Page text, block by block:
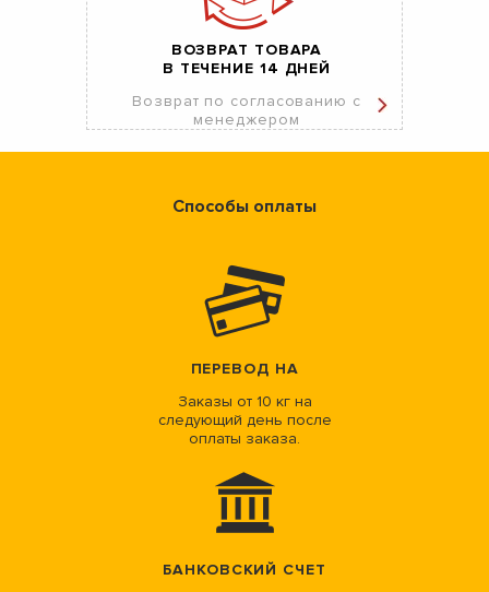
ВОЗВРАТ ТОВАРА
В ТЕЧЕНИЕ 14 ДНЕЙ
Возврат по согласованию с
менеджером
Способы оплаты
ПЕРЕВОД НА
Заказы от 10 кг на
следующий день после
оплаты заказа.
БАНКОВСКИЙ СЧЕТ